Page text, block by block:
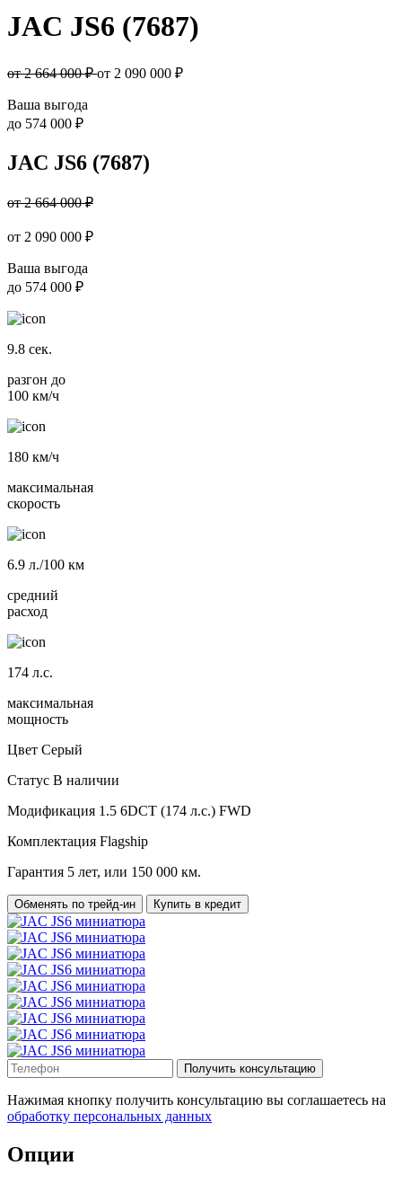
JAC JS6 (7687)
от 2 664 000 ₽от 2 090 000 ₽
Ваша выгода
до 574 000 ₽
JAC JS6 (7687)
от 2 664 000 ₽
от 2 090 000 ₽
Ваша выгода
до 574 000 ₽
9.8 сек.
разгон до
100 км/ч
180 км/ч
максимальная
скорость
6.9 л./100 км
средний
расход
174 л.с.
максимальная
мощность
Цвет Серый
Статус В наличии
Модификация 1.5 6DCT (174 л.с.) FWD
Комплектация Flagship
Гарантия 5 лет, или 150 000 км.
Обменять по трейд-ин Купить в кредит
Получить консультацию
Нажимая кнопку получить консультацию вы соглашаетесь на
обработку персональных данных
Опции